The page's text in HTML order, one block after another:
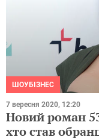
ШОУБІЗНЕС
7 вересня 2020, 12:20
Новий роман
хто став